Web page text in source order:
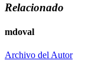
Relacionado
mdoval
Archivo del Autor